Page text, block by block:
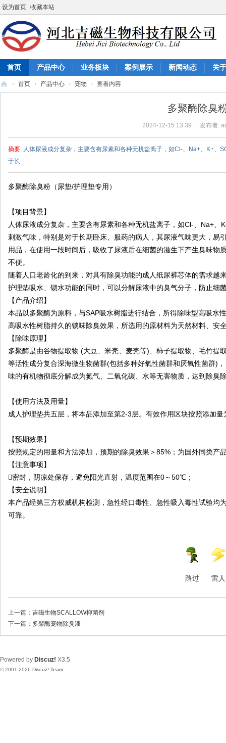
设为首页 收藏本站
首页 产品中心 业务板块 案例展示 新闻动态 关
› 首页 › 产品中心 › 宠物 › 查看内容
多聚酶除臭
2024-12-15 13:39 发布者:
摘要: 人体尿液成分复杂，主要含有尿素和各种无机盐离子，如Cl-、Na+、K+
于长 ... ... ...
多聚酶除臭粉（尿垫/护理垫专用）
【项目背景】
人体尿液成分复杂，主要含有尿素和各种无机盐离子，如Cl-、Na+
刺激气味，特别是对于长期卧床、服药的病人，其尿液气味更大，
用品，在使用一段时间后，吸收了尿液后在细菌的滋生下产生臭味
不便。
随着人口老龄化的到来，对具有除臭功能的成人纸尿裤芯体的需求
护理垫吸水、锁水功能的同时，可以分解尿液中的臭气分子，防止细
【产品介绍】
本品以多聚酶为原料，与SAP吸水树脂进行结合，所得除味型高吸
高吸水性树脂持久的锁味除臭效果，所选用的原材料为天然材料、安
【除味原理】
多聚酶是由谷物提取物 (大豆、米壳、麦壳等)、柿子提取物、毛竹
等活性成分复合深海微生物菌群(包括多种好氧性菌群和厌氧性菌群)
味的有机物彻底分解成为氮气、二氧化碳、水等无害物质，达到除臭
【使用方法及用量】
成人护理垫共五层，将本品添加至第2-3层。有效作用区块按照添加
【预期效果】
按照规定的用量和方法添加，预期的除臭效果＞85%；为国外同类产
【注意事项】
密封，阴凉处保存，避免阳光直射，温度范围在0～50℃；
【安全说明】
本产品经第三方权威机构检测，急性经口毒性、急性吸入毒性试验
可靠。
路过 雷人
上一篇： 吉磁生物SCALLOW抑菌剂
下一篇： 多聚酶宠物除臭液
Powered by Discuz! X3.5
© 2001-2026 Discuz! Team